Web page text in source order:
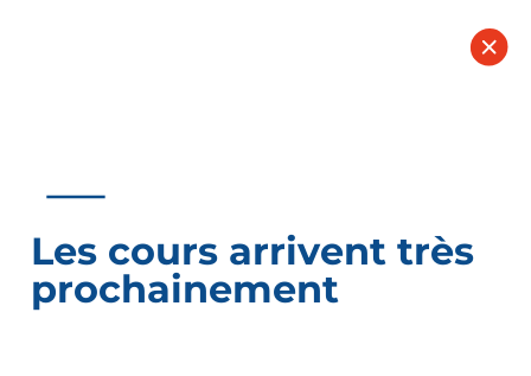
Les cours arrivent très
prochainement